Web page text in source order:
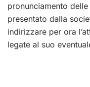
pronunciamento
presentato dalla
indirizzare per ora
legate al suo